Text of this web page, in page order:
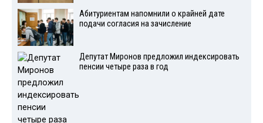
Абитуриентам напомнили о крайней дате
подачи согласия на зачисление
Депутат Миронов предложил индексировать
пенсии четыре раза в год